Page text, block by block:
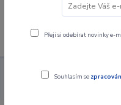
Alba Gramodesky
Přeji si odebírat novinky e-
Souhlasím se